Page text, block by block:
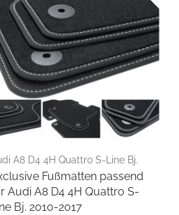
A8 D4 4H Quattro S-Line Bj.
2017 Fußmatten passend
Audi A8 D4 4H Quattro S-
Bj. 2010-2017